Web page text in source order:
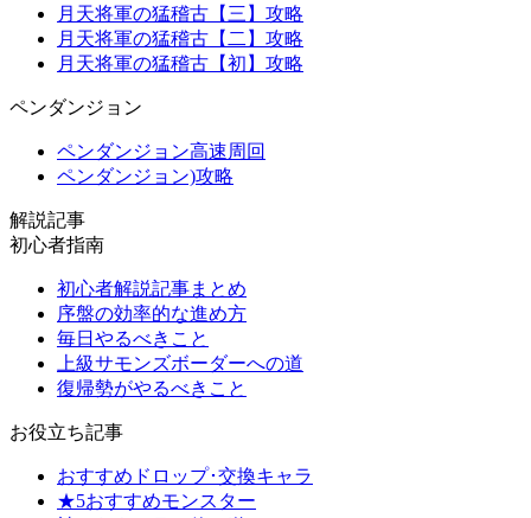
月天将軍の猛稽古【三】攻略
月天将軍の猛稽古【二】攻略
月天将軍の猛稽古【初】攻略
ペンダンジョン
ペンダンジョン高速周回
ペンダンジョン)攻略
解説記事
初心者指南
初心者解説記事まとめ
序盤の効率的な進め方
毎日やるべきこと
上級サモンズボーダーへの道
復帰勢がやるべきこと
お役立ち記事
おすすめドロップ･交換キャラ
★5おすすめモンスター